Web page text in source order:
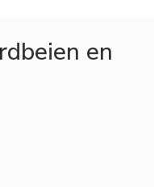
en